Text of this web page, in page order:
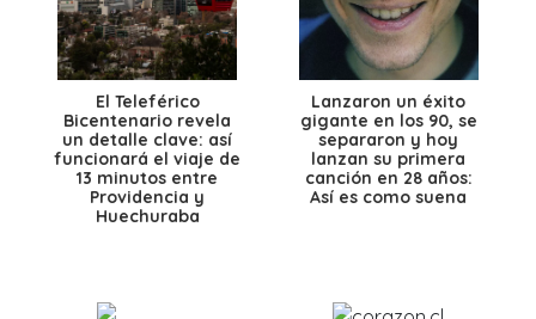
El Teleférico
Bicentenario revela
un detalle clave: así
funcionará el viaje de
13 minutos entre
Providencia y
Huechuraba
Lanzaron un éxito
gigante en los 90, se
separaron y hoy
lanzan su primera
canción en 28 años:
Así es como suena